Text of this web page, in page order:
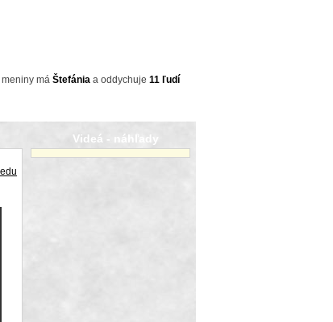
meniny má Štefánia a oddychuje 11 ľudí
Videá - náhľady